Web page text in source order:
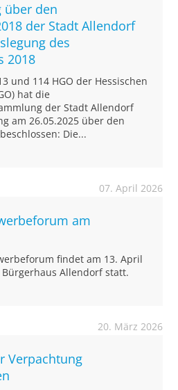
über den
der Stadt Allendorf
des
2018
und 114 HGO der Hessischen
hat die
der Stadt Allendorf
am 26.05.2025 über den
Die...
07. April 2026
am
findet am 13. April
Allendorf statt.
20. März 2026
Verpachtung